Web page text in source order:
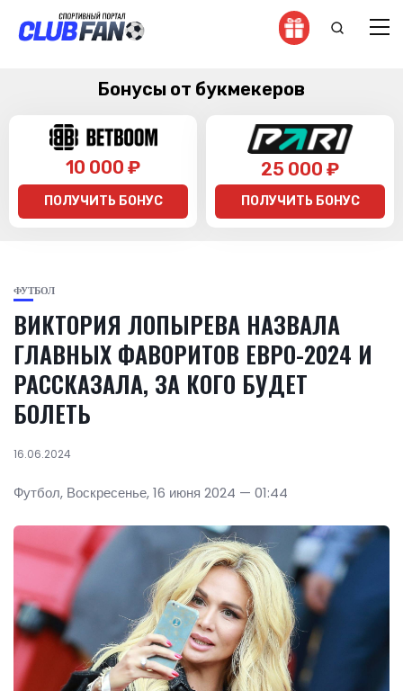
Бонусы от букмекеров
10 000 ₽
ПОЛУЧИТЬ БОНУС
25 000 ₽
ПОЛУЧИТЬ БОНУС
ФУТБОЛ
ВИКТОРИЯ ЛОПЫРЕВА НАЗВАЛА
ГЛАВНЫХ ФАВОРИТОВ ЕВРО-2024 И
РАССКАЗАЛА, ЗА КОГО БУДЕТ
БОЛЕТЬ
16.06.2024
Футбол, Воскресенье, 16 июня 2024 — 01:44